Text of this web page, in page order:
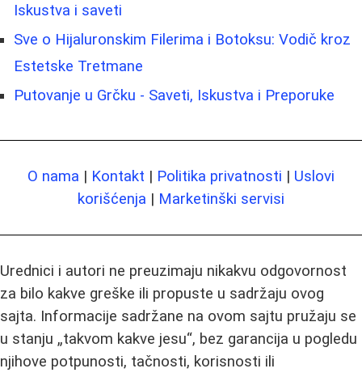
Iskustva i saveti
Sve o Hijaluronskim Filerima i Botoksu: Vodič kroz
Estetske Tretmane
Putovanje u Grčku - Saveti, Iskustva i Preporuke
O nama | Kontakt | Politika privatnosti | Uslovi
korišćenja | Marketinški servisi
Urednici i autori ne preuzimaju nikakvu odgovornost
za bilo kakve greške ili propuste u sadržaju ovog
sajta. Informacije sadržane na ovom sajtu pružaju se
u stanju „takvom kakve jesu“, bez garancija u pogledu
njihove potpunosti, tačnosti, korisnosti ili